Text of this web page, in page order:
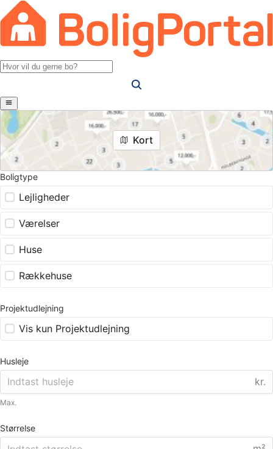
Kort
Boligtype
Lejligheder
Værelser
Huse
Rækkehuse
Projektudlejning
Vis kun Projektudlejning
Husleje
kr.
Max.
Størrelse